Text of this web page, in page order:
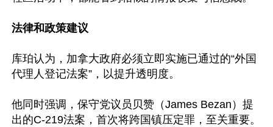
法律和政策建议
库珀认为，加拿大政府必须立即实施已通过的“外国
代理人登记法案”，以提升透明度。
他同时强调，保守党议员贝赞（James Bezan）提
出的C-219法案，首次将跨国镇压定罪，至关重要。